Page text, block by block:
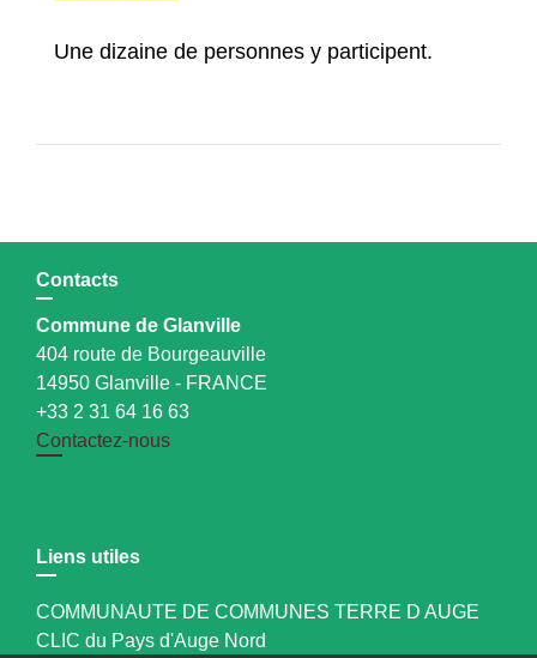
Une dizaine de personnes y participent.
Contacts
Commune de Glanville
404 route de Bourgeauville
14950 Glanville - FRANCE
+33 2 31 64 16 63
Contactez-nous
Liens utiles
COMMUNAUTE DE COMMUNES TERRE D AUGE
CLIC du Pays d'Auge Nord